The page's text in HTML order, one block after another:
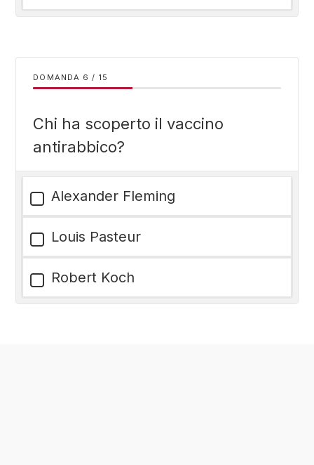
DOMANDA / 15
Chi ha scoperto il vaccino
antirabbico?
Alexander Fleming
Louis Pasteur
Robert Koch